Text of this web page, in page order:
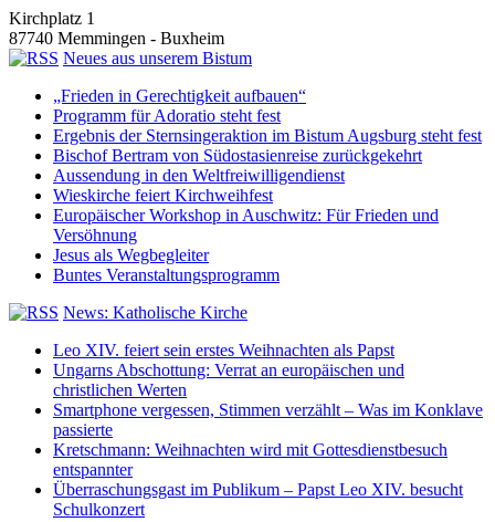
Kirchplatz 1
87740 Memmingen - Buxheim
Neues aus unserem Bistum
„Frieden in Gerechtigkeit aufbauen“
Programm für Adoratio steht fest
Ergebnis der Sternsingeraktion im Bistum Augsburg steht fest
Bischof Bertram von Südostasienreise zurückgekehrt
Aussendung in den Weltfreiwilligendienst
Wieskirche feiert Kirchweihfest
Europäischer Workshop in Auschwitz: Für Frieden und
Versöhnung
Jesus als Wegbegleiter
Buntes Veranstaltungsprogramm
News: Katholische Kirche
Leo XIV. feiert sein erstes Weihnachten als Papst
Ungarns Abschottung: Verrat an europäischen und
christlichen Werten
Smartphone vergessen, Stimmen verzählt – Was im Konklave
passierte
Kretschmann: Weihnachten wird mit Gottesdienstbesuch
entspannter
Überraschungsgast im Publikum – Papst Leo XIV. besucht
Schulkonzert